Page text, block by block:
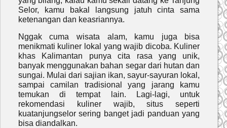
Selor, kamu bakal langsung jatuh cinta sama
ketenangan dan keasriannya.
Nggak cuma wisata alam, kamu juga bisa
menikmati kuliner lokal yang wajib dicoba. Kuliner
khas Kalimantan punya cita rasa yang unik,
banyak menggunakan bahan segar dari hutan dan
sungai. Mulai dari sajian ikan, sayur-sayuran lokal,
sampai camilan tradisional yang jarang kamu
temukan di tempat lain. Lagi-lagi, untuk
rekomendasi kuliner wajib, situs seperti
kuatanjungselor sering banget jadi panduan yang
bisa diandalkan.